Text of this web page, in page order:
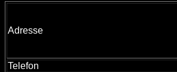
Adresse
Telefon